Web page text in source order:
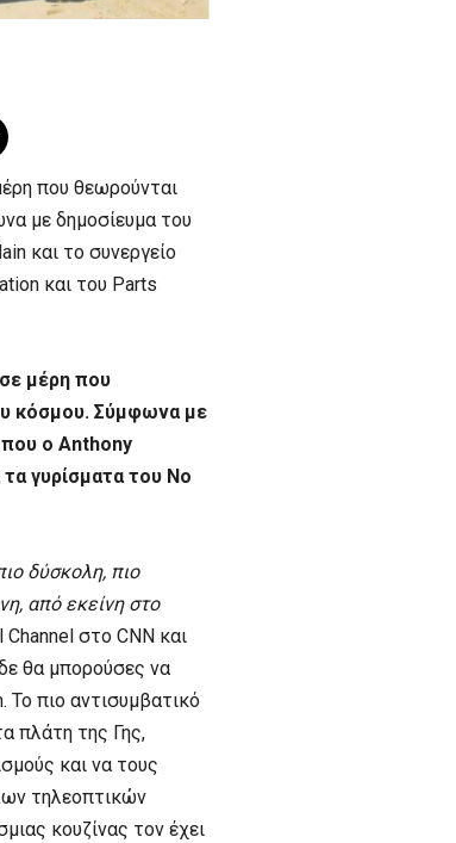
που θεωρούνται
με δημοσίευμα του
και το συνεργείο
και του Parts
μέρη που
κόσμου. Σύμφωνα με
που ο Anthony
γυρίσματα του No
δύσκολη, πιο
από εκείνη στο
Channel στο CNN και
θα μπορούσες να
Το πιο αντισυμβατικό
πλάτη της Γης,
και να τους
τηλεοπτικών
κουζίνας τον έχει